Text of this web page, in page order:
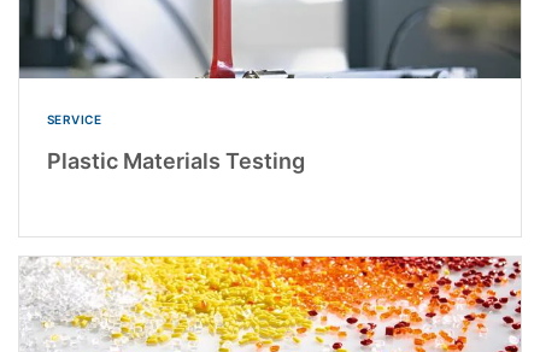
SERVICE
Plastic Materials Testing